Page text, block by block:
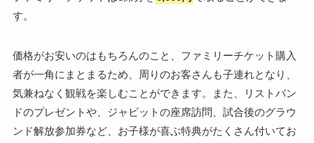
す。
価格がお安いのはもちろんのこと、ファミリーチケット購入
者が一角にまとまるため、周りのお客さんも子連れとなり、
気兼ねなく観戦を楽しむことができます。また、リストバン
ドのプレゼントや、ジャビットの座席訪問、試合後のグラウ
ンド解放参加券など、お子様が喜ぶ特典がたくさん付いてお